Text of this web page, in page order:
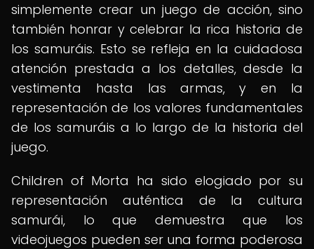
simplemente crear un juego de acción, sino
también honrar y celebrar la rica historia de
los samuráis. Esto se refleja en la cuidadosa
atención prestada a los detalles, desde la
vestimenta hasta las armas, y en la
representación de los valores fundamentales
de los samuráis a lo largo de la historia del
juego.
Children of Morta ha sido elogiado por su
representación auténtica de la cultura
samurái, lo que demuestra que los
videojuegos pueden ser una forma poderosa